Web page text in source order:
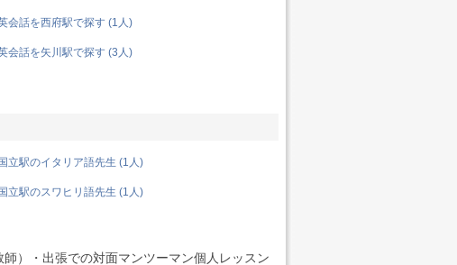
会話を西府駅で探す (1人)
会話を矢川駅で探す (3人)
立駅のイタリア語先生 (1人)
立駅のスワヒリ語先生 (1人)
）・出張での対面マンツーマン個人レッスン